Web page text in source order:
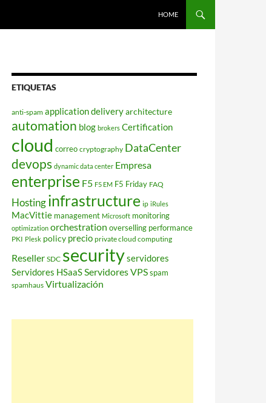
HOME
ETIQUETAS
anti-spam application deliveryarchitecture
automation blog brokers Certification
cloud correo cryptography DataCenter
devops dynamic data center Empresa
enterprise F5 F5 EM F5 Friday FAQ
Hostinginfrastructure ip iRules
MacVittie management Microsoft monitoring
optimization orchestration overselling performance
PKI Plesk policy precio private cloud computing
Reseller SDC securityservidores
Servidores HSaaSServidores VPSspam
spamhaus Virtualización